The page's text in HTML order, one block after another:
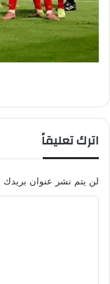
اترك تعليقاً
لن يتم نشر عنوان بريدك